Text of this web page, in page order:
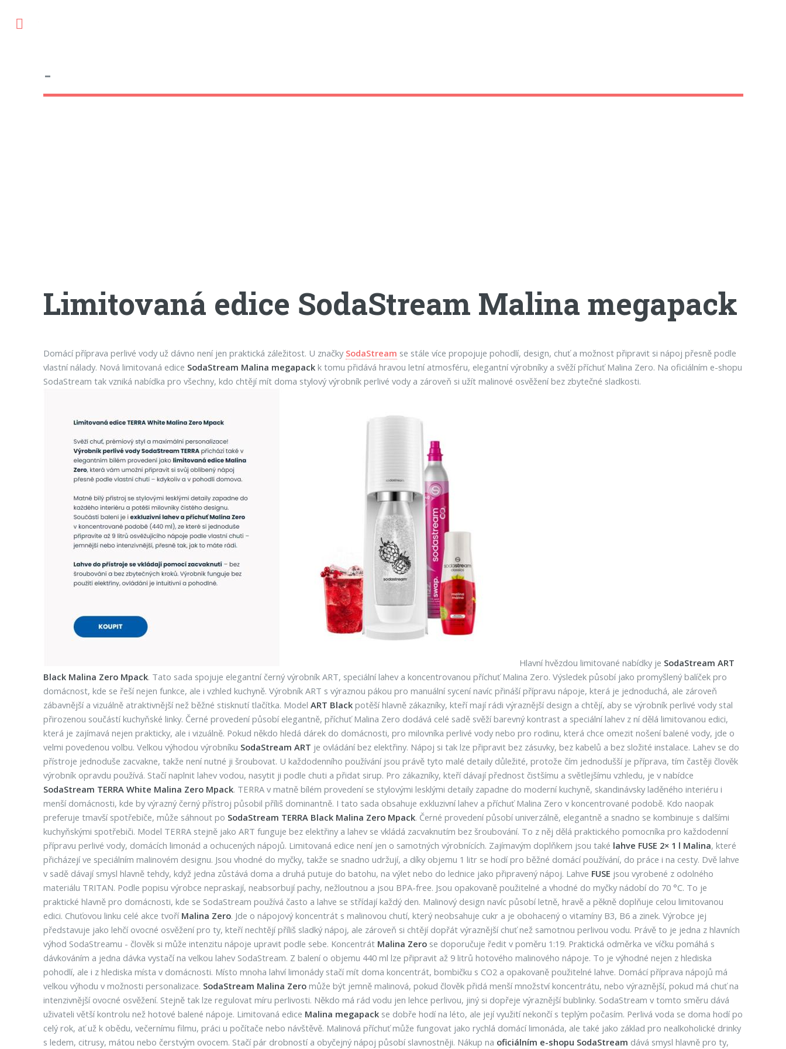
-
Limitovaná edice SodaStream Malina megapack
Domácí příprava perlivé vody už dávno není jen praktická záležitost. U značky SodaStream se stále více propojuje pohodlí, design, chuť a možnost připravit si nápoj přesně podle
vlastní nálady. Nová limitovaná edice SodaStream Malina megapackk tomu přidává hravou letní atmosféru, elegantní výrobníky a svěží příchuť Malina Zero. Na oficiálním e-shopu
SodaStream tak vzniká nabídka pro všechny, kdo chtějí mít doma stylový výrobník perlivé vody a zároveň si užít malinové osvěžení bez zbytečné sladkosti.
Hlavní hvězdou limitované nabídky je SodaStream ART
Black Malina Zero Mpack. Tato sada spojuje elegantní černý výrobník ART, speciální lahev a koncentrovanou příchuť Malina Zero. Výsledek působí jako promyšlený balíček pro
domácnost, kde se řeší nejen funkce, ale i vzhled kuchyně. Výrobník ART s výraznou pákou pro manuální sycení navíc přináší přípravu nápoje, která je jednoduchá, ale zároveň
zábavnější a vizuálně atraktivnější než běžné stisknutí tlačítka. Model ART Blackpotěší hlavně zákazníky, kteří mají rádi výraznější design a chtějí, aby se výrobník perlivé vody stal
přirozenou součástí kuchyňské linky. Černé provedení působí elegantně, příchuť Malina Zero dodává celé sadě svěží barevný kontrast a speciální lahev z ní dělá limitovanou edici,
která je zajímavá nejen prakticky, ale i vizuálně. Pokud někdo hledá dárek do domácnosti, pro milovníka perlivé vody nebo pro rodinu, která chce omezit nošení balené vody, jde o
velmi povedenou volbu. Velkou výhodou výrobníku SodaStream ART je ovládání bez elektřiny. Nápoj si tak lze připravit bez zásuvky, bez kabelů a bez složité instalace. Lahev se do
přístroje jednoduše zacvakne, takže není nutné ji šroubovat. U každodenního používání jsou právě tyto malé detaily důležité, protože čím jednodušší je příprava, tím častěji člověk
výrobník opravdu používá. Stačí naplnit lahev vodou, nasytit ji podle chuti a přidat sirup. Pro zákazníky, kteří dávají přednost čistšímu a světlejšímu vzhledu, je v nabídce
SodaStream TERRA White Malina Zero Mpack. TERRA v matně bílém provedení se stylovými lesklými detaily zapadne do moderní kuchyně, skandinávsky laděného interiéru i
menší domácnosti, kde by výrazný černý přístroj působil příliš dominantně. I tato sada obsahuje exkluzivní lahev a příchuť Malina Zero v koncentrované podobě. Kdo naopak
preferuje tmavší spotřebiče, může sáhnout po SodaStream TERRA Black Malina Zero Mpack. Černé provedení působí univerzálně, elegantně a snadno se kombinuje s dalšími
kuchyňskými spotřebiči. Model TERRA stejně jako ART funguje bez elektřiny a lahev se vkládá zacvaknutím bez šroubování. To z něj dělá praktického pomocníka pro každodenní
přípravu perlivé vody, domácích limonád a ochucených nápojů. Limitovaná edice není jen o samotných výrobnících. Zajímavým doplňkem jsou také lahve FUSE 2× 1 l Malina, které
přicházejí ve speciálním malinovém designu. Jsou vhodné do myčky, takže se snadno udržují, a díky objemu 1 litr se hodí pro běžné domácí používání, do práce i na cesty. Dvě lahve
v sadě dávají smysl hlavně tehdy, když jedna zůstává doma a druhá putuje do batohu, na výlet nebo do lednice jako připravený nápoj. Lahve FUSE jsou vyrobené z odolného
materiálu TRITAN. Podle popisu výrobce nepraskají, neabsorbují pachy, nežloutnou a jsou BPA-free. Jsou opakovaně použitelné a vhodné do myčky nádobí do 70 °C. To je
praktické hlavně pro domácnosti, kde se SodaStream používá často a lahve se střídají každý den. Malinový design navíc působí letně, hravě a pěkně doplňuje celou limitovanou
edici. Chuťovou linku celé akce tvoří Malina Zero. Jde o nápojový koncentrát s malinovou chutí, který neobsahuje cukr a je obohacený o vitamíny B3, B6 a zinek. Výrobce jej
představuje jako lehčí ovocné osvěžení pro ty, kteří nechtějí příliš sladký nápoj, ale zároveň si chtějí dopřát výraznější chuť než samotnou perlivou vodu. Právě to je jedna z hlavních
výhod SodaStreamu - člověk si může intenzitu nápoje upravit podle sebe. Koncentrát Malina Zerose doporučuje ředit v poměru 1:19. Praktická odměrka ve víčku pomáhá s
dávkováním a jedna dávka vystačí na velkou lahev SodaStream. Z balení o objemu 440 ml lze připravit až 9 litrů hotového malinového nápoje. To je výhodné nejen z hlediska
pohodlí, ale i z hlediska místa v domácnosti. Místo mnoha lahví limonády stačí mít doma koncentrát, bombičku s CO2 a opakovaně použitelné lahve. Domácí příprava nápojů má
velkou výhodu v možnosti personalizace. SodaStream Malina Zeromůže být jemně malinová, pokud člověk přidá menší množství koncentrátu, nebo výraznější, pokud má chuť na
intenzivnější ovocné osvěžení. Stejně tak lze regulovat míru perlivosti. Někdo má rád vodu jen lehce perlivou, jiný si dopřeje výraznější bublinky. SodaStream v tomto směru dává
uživateli větší kontrolu než hotové balené nápoje. Limitovaná edice Malina megapackse dobře hodí na léto, ale její využití nekončí s teplým počasím. Perlivá voda se doma hodí po
celý rok, ať už k obědu, večernímu filmu, práci u počítače nebo návštěvě. Malinová příchuť může fungovat jako rychlá domácí limonáda, ale také jako základ pro nealkoholické drinky
s ledem, citrusy, mátou nebo čerstvým ovocem. Stačí pár drobností a obyčejný nápoj působí slavnostněji. Nákup na oficiálním e-shopu SodaStream dává smysl hlavně pro ty,